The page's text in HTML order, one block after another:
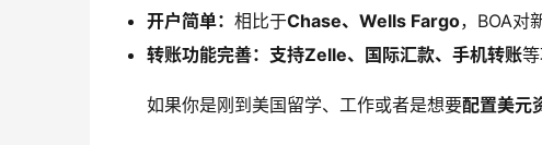
开户简单： 相比于Chase、Wells Fargo，BOA对
转账功能完善：支持Zelle、国际汇款、手机转账等
如果你是刚到美国留学、工作或者是想要配置美元